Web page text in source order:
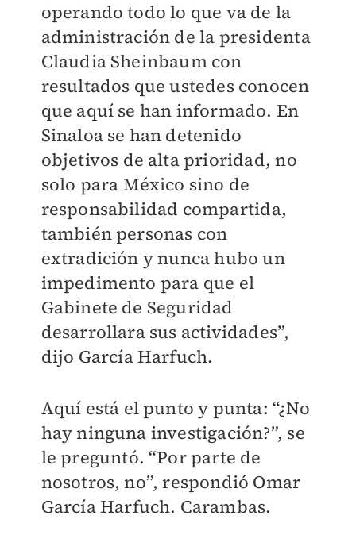
operando todo lo que va de la
administración de la presidenta
Claudia Sheinbaum con
resultados que ustedes conocen
que aquí se han informado. En
Sinaloa se han detenido
objetivos de alta prioridad, no
solo para México sino de
responsabilidad compartida,
también personas con
extradición y nunca hubo un
impedimento para que el
Gabinete de Seguridad
desarrollara sus actividades”,
dijo García Harfuch.
Aquí está el punto y punta: “¿No
hay ninguna investigación?”, se
le preguntó. “Por parte de
nosotros, no”, respondió Omar
García Harfuch. Carambas.